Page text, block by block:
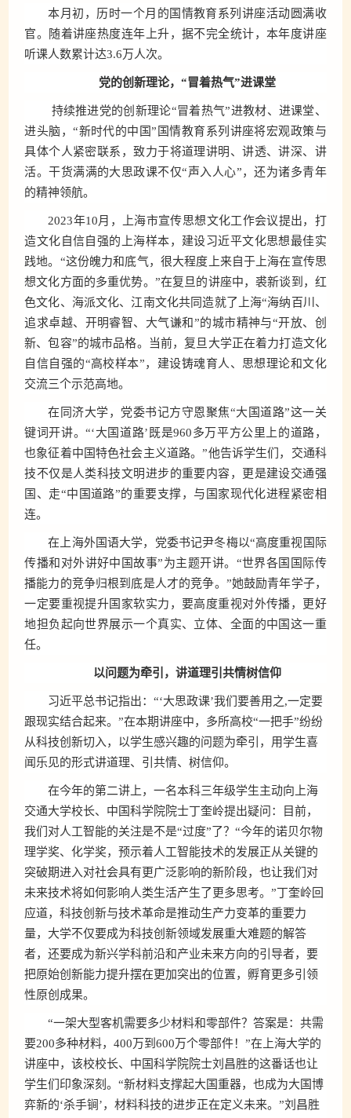
本月初，历时一个月的国情教育系列讲座活动圆满收
官。随着讲座热度连年上升，据不完全统计，本年度讲座
听课人数累计达3.6万人次。
党的创新理论，“冒着热气”进课堂
持续推进党的创新理论“冒着热气”进教材、进课堂、
进头脑，“新时代的中国”国情教育系列讲座将宏观政策与
具体个人紧密联系，致力于将道理讲明、讲透、讲深、讲
活。干货满满的大思政课不仅“声入人心”，还为诸多青年
的精神领航。
2023年10月，上海市宣传思想文化工作会议提出，打
造文化自信自强的上海样本，建设习近平文化思想最佳实
践地。“这份魄力和底气，很大程度上来自于上海在宣传思
想文化方面的多重优势。”在复旦的讲座中，裘新谈到，红
色文化、海派文化、江南文化共同造就了上海“海纳百川、
追求卓越、开明睿智、大气谦和”的城市精神与“开放、创
新、包容”的城市品格。当前，复旦大学正在着力打造文化
自信自强的“高校样本”，建设铸魂育人、思想理论和文化
交流三个示范高地。
在同济大学，党委书记方守恩聚焦“大国道路”这一关
键词开讲。“‘大国道路’既是960多万平方公里上的道路，
也象征着中国特色社会主义道路。”他告诉学生们，交通科
技不仅是人类科技文明进步的重要内容，更是建设交通强
国、走“中国道路”的重要支撑，与国家现代化进程紧密相
连。
在上海外国语大学，党委书记尹冬梅以“高度重视国际
传播和对外讲好中国故事”为主题开讲。“世界各国国际传
播能力的竞争归根到底是人才的竞争。”她鼓励青年学子，
一定要重视提升国家软实力，要高度重视对外传播，更好
地担负起向世界展示一个真实、立体、全面的中国这一重
任。
以问题为牵引，讲道理引共情树信仰
习近平总书记指出：“‘大思政课’我们要善用之,一定要
跟现实结合起来。”在本期讲座中，多所高校“一把手”纷纷
从科技创新切入，以学生感兴趣的问题为牵引，用学生喜
闻乐见的形式讲道理、引共情、树信仰。
在今年的第二讲上，一名本科三年级学生主动向上海
交通大学校长、中国科学院院士丁奎岭提出疑问：目前，
我们对人工智能的关注是不是“过度”了？“今年的诺贝尔物
理学奖、化学奖，预示着人工智能技术的发展正从关键的
突破期进入对社会具有更广泛影响的新阶段，也让我们对
未来技术将如何影响人类生活产生了更多思考。”丁奎岭回
应道，科技创新与技术革命是推动生产力变革的重要力
量，大学不仅要成为科技创新领域发展重大难题的解答
者，还要成为新兴学科前沿和产业未来方向的引导者，要
把原始创新能力提升摆在更加突出的位置，孵育更多引领
性原创成果。
“一架大型客机需要多少材料和零部件？答案是：共需
要200多种材料，400万到600万个零部件！”在上海大学的
讲座中，该校校长、中国科学院院士刘昌胜的这番话也让
学生们印象深刻。“新材料支撑起大国重器，也成为大国博
弈新的‘杀手锏’，材料科技的进步正在定义未来。”刘昌胜